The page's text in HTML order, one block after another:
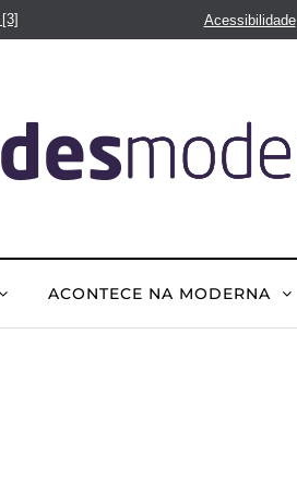
[3] Acessibilidade
ACONTECE NA MODERNA